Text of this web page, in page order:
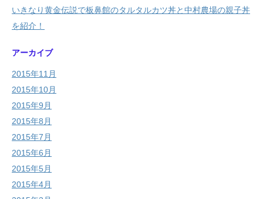
いきなり黄金伝説で板鼻館のタルタルカツ丼と中村農場の親子丼
を紹介！
アーカイブ
2015年11月
2015年10月
2015年9月
2015年8月
2015年7月
2015年6月
2015年5月
2015年4月